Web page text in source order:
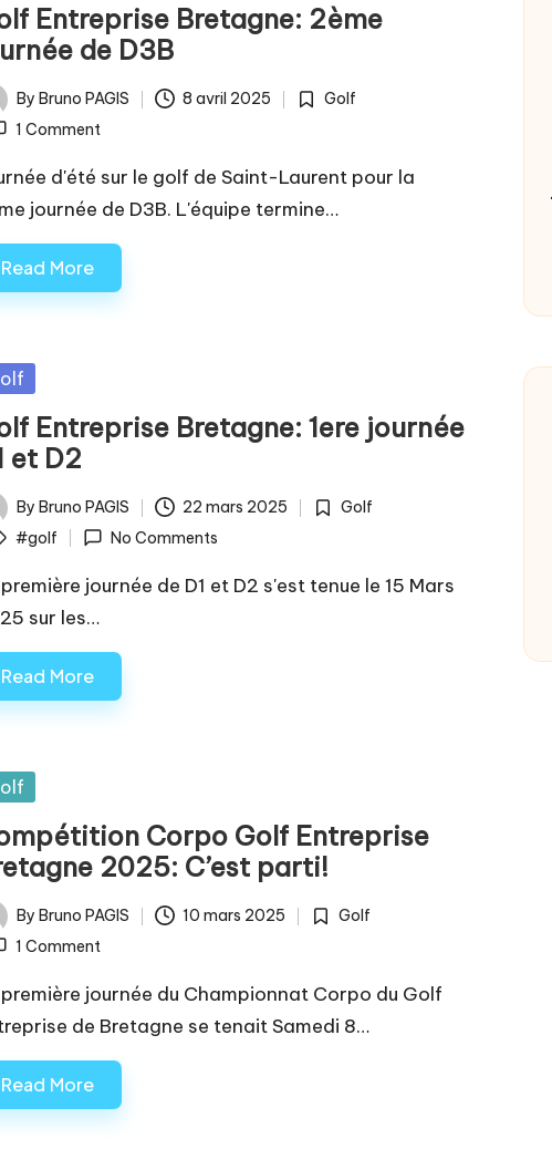
Entreprise Bretagne: 2ème
de D3B
By Bruno PAGIS 8 avril 2025
Posted
Golf
1 Comment
d'été sur le golf de Saint-Laurent pour la
journée de D3B. L'équipe termine…
Read More
Entreprise Bretagne: 1ere journée
et D2
By Bruno PAGIS 22 mars 2025
Posted
Golf
#golf
No Comments
journée de D1 et D2 s'est tenue le 15 Mars
sur les…
Read More
Corpo Golf Entreprise
2025: C’est parti!
By Bruno PAGIS 10 mars 2025
Posted
Golf
1 Comment
journée du Championnat Corpo du Golf
de Bretagne se tenait Samedi 8…
Read More